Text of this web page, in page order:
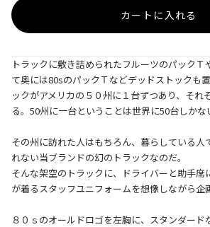
カートに入れる
トラックに敷き詰められたフルーツのパック
て奥には80sのパックＴなどデッドストックも
ックがアメリカの５０州に１台ずつあり、それ
る。50州に一台ということは世界に50台しかな
その州に訪れた人はもちろん、暮らしている人
れない当ブランドの幻のトラックなのだ。
そんな架空のトラックに、ドライバーと助手席
が着るスタッフユニフォームを想像しながら企
８０ｓのオールドロゴを左胸に、スタンダード